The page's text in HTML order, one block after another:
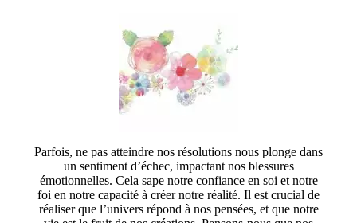
Parfois, ne pas atteindre nos résolutions nous plonge dans
un sentiment d’échec, impactant nos blessures
émotionnelles. Cela sape notre confiance en soi et notre
foi en notre capacité à créer notre réalité. Il est crucial de
réaliser que l’univers répond à nos pensées, et que notre